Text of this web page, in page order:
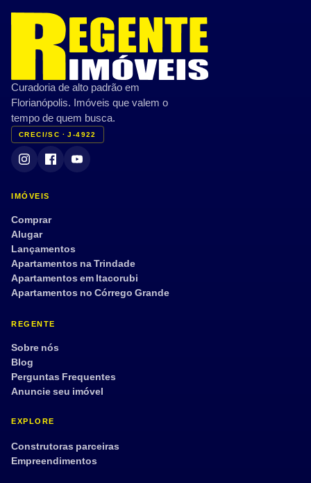
Curadoria de alto padrão em
Florianópolis. Imóveis que valem o
tempo de quem busca.
CRECI/SC · J-4922
IMÓVEIS
Comprar
Alugar
Lançamentos
Apartamentos na Trindade
Apartamentos em Itacorubi
Apartamentos no Córrego Grande
REGENTE
Sobre nós
Blog
Perguntas Frequentes
Anuncie seu imóvel
EXPLORE
Construtoras parceiras
Empreendimentos